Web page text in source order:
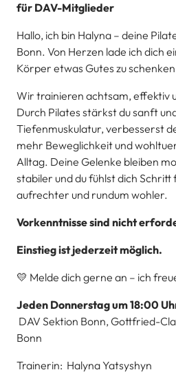
für DAV-Mitglieder
Hallo, ich bin Halyna – deine
Bonn. Von Herzen lade ich dich
Körper etwas Gutes zu
Wir trainieren achtsam, effektiv
Durch Pilates stärkst du sanft
Tiefenmuskulatur, verbesserst
mehr Beweglichkeit und
Alltag. Deine Gelenke bleiben
stabiler und du fühlst dich
aufrechter und rundum wohler.
Vorkenntnisse sind nicht
Einstieg ist jederzeit möglich.
💛 Melde dich gerne an – ich
Jeden Donnerstag um 18:00
DAV Sektion Bonn, Gottfried-
Bonn
Trainerin: Halyna Yatsyshyn